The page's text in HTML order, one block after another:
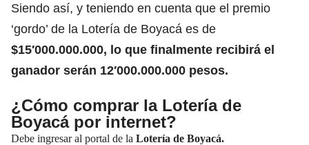
Siendo así, y teniendo en cuenta que el premio
‘gordo’ de la Lotería de Boyacá es de
$15′000.000.000, lo que finalmente recibirá el
ganador serán 12′000.000.000 pesos.
¿Cómo comprar la Lotería de
Boyacá por internet?
Debe ingresar al portal de la Lotería de Boyacá.